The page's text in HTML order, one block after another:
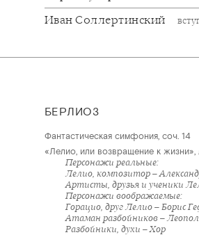
Иван Соллертинский
БЕРЛИОЗ
Фантастическая симфония, соч. 14
«Лелио, или возвращение к жизни»,
Персонажи реальные:
Лелио, композитор –
Артисты, друзья и ученики
Персонажи воображаемые:
Горацио, друг Лелио – Борис
Атаман разбойников –
Разбойники, духи – Хор